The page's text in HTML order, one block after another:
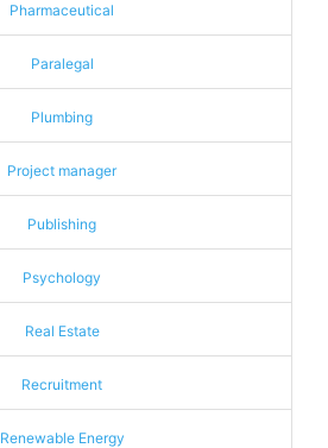
Pharmaceutical
Paralegal
Plumbing
Project manager
Publishing
Psychology
Real Estate
Recruitment
Renewable Energy